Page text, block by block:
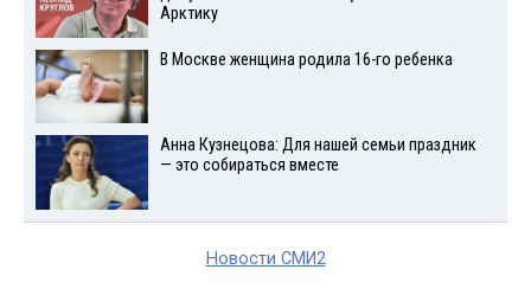
Арктику
В Москве женщина родила 16-го ребенка
Анна Кузнецова: Для нашей семьи праздник
— это собираться вместе
Новости СМИ2